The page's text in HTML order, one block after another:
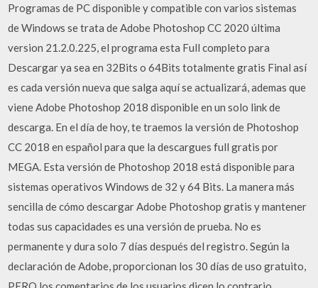
Programas de PC disponible y compatible con varios sistemas
de Windows se trata de Adobe Photoshop CC 2020 última
version 21.2.0.225, el programa esta Full completo para
Descargar ya sea en 32Bits o 64Bits totalmente gratis Final así
es cada versión nueva que salga aquí se actualizará, ademas que
viene Adobe Photoshop 2018 disponible en un solo link de
descarga. En el día de hoy, te traemos la versión de Photoshop
CC 2018 en español para que la descargues full gratis por
MEGA. Esta versión de Photoshop 2018 está disponible para
sistemas operativos Windows de 32 y 64 Bits. La manera más
sencilla de cómo descargar Adobe Photoshop gratis y mantener
todas sus capacidades es una versión de prueba. No es
permanente y dura solo 7 días después del registro. Según la
declaración de Adobe, proporcionan los 30 días de uso gratuito,